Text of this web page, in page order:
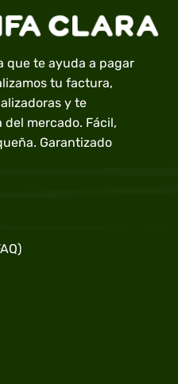
que te ayuda a pagar
tu factura,
y te
mercado. Fácil,
Garantizado